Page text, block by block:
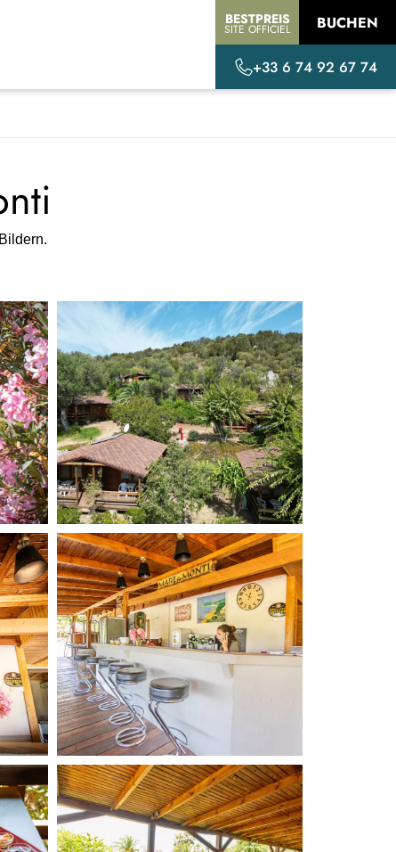
BESTPREIS
SITE OFFICIEL BUCHEN
+33 6 74 92 67 74